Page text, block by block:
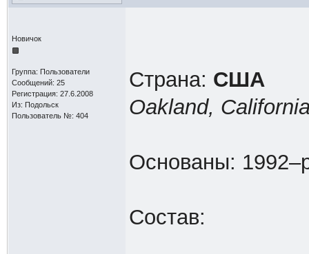
Новичок
Группа: Пользователи
Сообщений: 25
Регистрация: 27.6.2008
Из: Подольск
Пользователь №: 404
Страна: США
Oakland,
Основаны:
Состав: